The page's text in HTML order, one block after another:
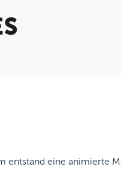
eine animierte